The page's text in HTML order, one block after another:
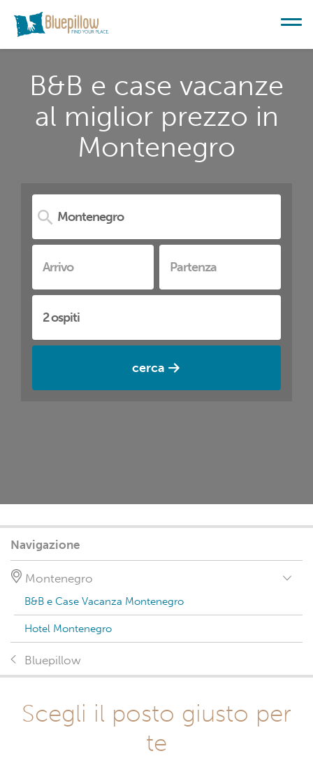
B&B e case vacanze
al miglior prezzo in
Montenegro
cerca
Navigazione
Montenegro
B&B e Case Vacanza Montenegro
Hotel Montenegro
Bluepillow
Scegli il posto giusto per
te